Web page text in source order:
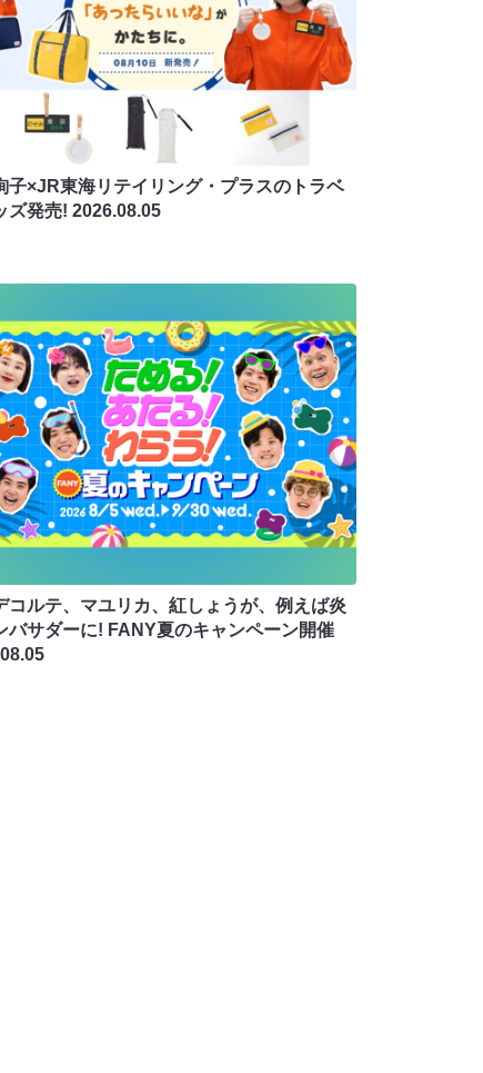
子×JR東海リテイリング・プラスのトラベ
ズ発売! 2026.08.05
コルテ、マユリカ、紅しょうが、例えば炎
バサダーに! FANY夏のキャンペーン開催